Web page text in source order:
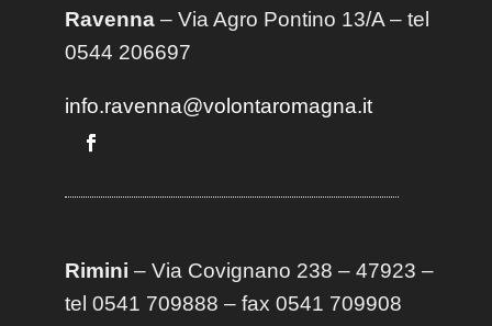
Ravenna– Via Agro Pontino 13/A– tel
0544 206697
info.ravenna@volontaromagna.it
Rimini – Via Covignano 238 – 47923 –
tel 0541 709888 – fax 0541 709908